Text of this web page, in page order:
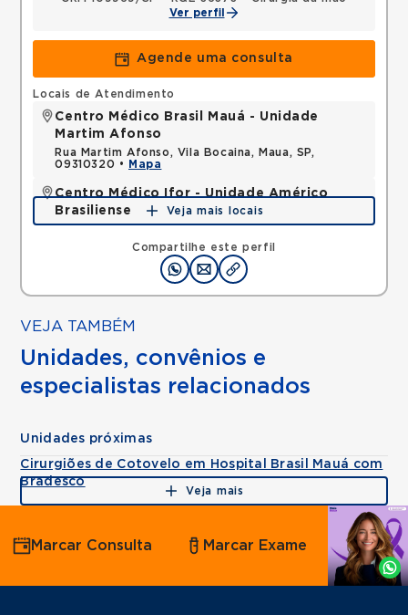
Ver perfil
Agende uma consulta
Compartilhe este perfil
Locais de Atendimento
Centro Médico Brasil Mauá - Unidade
Martim Afonso
Rua Martim Afonso, Vila Bocaina, Maua, SP,
09310320 •
Mapa
Centro Médico Ifor - Unidade Américo
Brasiliense
Rua Americo Brasiliense, Centro, Sao Bernardo do
Campo, SP, 09715021 •
Mapa
Veja mais locais
VEJA TAMBÉM
Unidades, convênios e
especialistas relacionados
Unidades próximas
Cirurgiões de Cotovelo em Hospital Brasil Mauá com
Bradesco
Veja mais
Agende
por
Whatsapp
Marcar Consulta Marcar Exame